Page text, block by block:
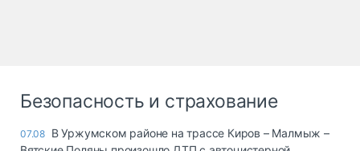
Безопасность и страхование
07.08 В Уржумском районе на трассе Киров – Малмыж –